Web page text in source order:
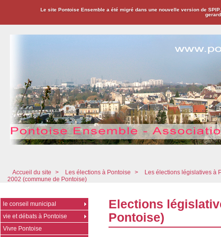
Le site Pontoise Ensemble a été migré dans une nouvelle version de
Accueil du site > Les élections à Pontoise >
Les élections législatives à
2002 (commune de Pontoise)
Elections
Pontoise)
le conseil municipal
vie et débats à Pontoise
Vivre Pontoise